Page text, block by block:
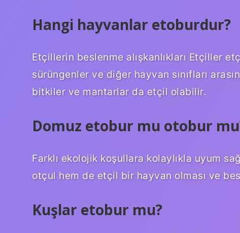
Hangi hayvanlar etoburdur?
Etçillerin beslenme alışkanlıkları Etçiller
sürüngenler ve diğer hayvan sınıfları
bitkiler ve mantarlar da etçil olabilir.
Domuz etobur mu otobur
Farklı ekolojik koşullara kolaylıkla uyum
otçul hem de etçil bir hayvan olması ve
Kuşlar etobur mu?